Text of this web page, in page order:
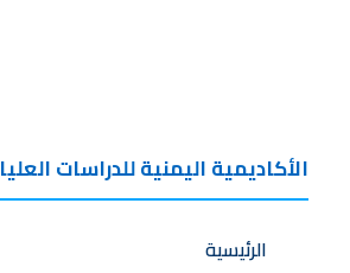
الأكاديمية اليمنية للدراسات العليا
الرئيسية